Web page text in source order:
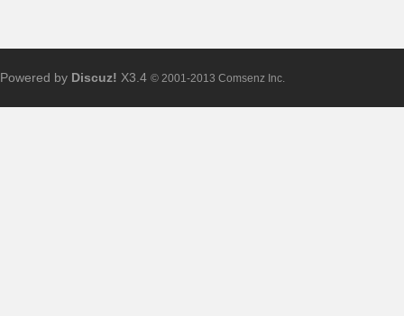
Powered by Discuz! X3.4 © 2001-2013 Comsenz Inc.